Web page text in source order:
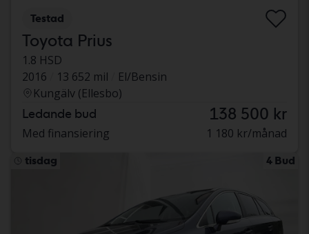
Testad
Toyota Prius
1.8 HSD
2016
13 652 mil
El/Bensin
Kungälv (Ellesbo)
Ledande bud 138 500 kr
Med finansiering 1 180 kr/månad
tisdag 4 Bud